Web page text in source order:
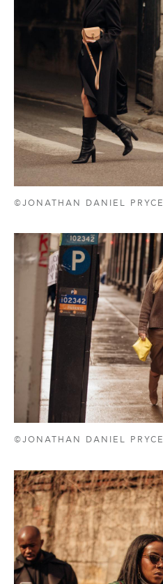
©JONATHAN DANIEL PRYCE
©JONATHAN DANIEL PRYCE